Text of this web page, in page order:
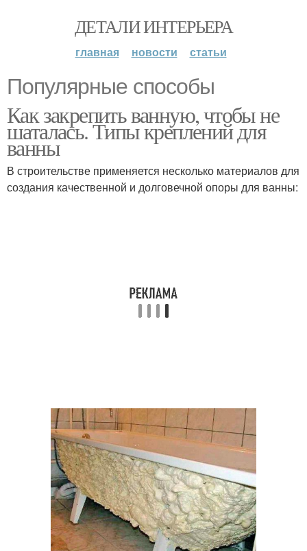
ДЕТАЛИ ИНТЕРЬЕРА
главная новости статьи
Популярные способы
Как закрепить ванную, чтобы не
шаталась. Типы креплений для
ванны
В строительстве применяется несколько материалов для
создания качественной и долговечной опоры для ванны: